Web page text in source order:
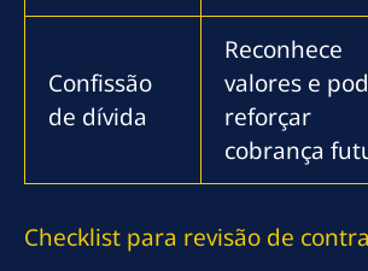
Confissão
de dívida
Reconhece
valores e
reforçar
cobrança
Checklist para revisão de